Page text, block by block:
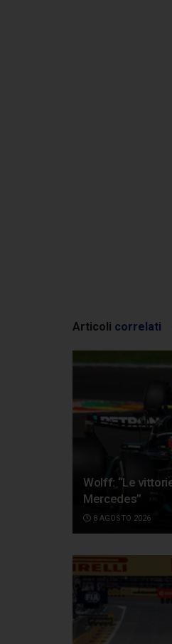
Articoli correlati
Wolff: “Le
Mercedes”
8 AGOSTO 2026